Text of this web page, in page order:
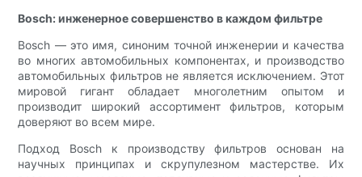
Bosch: инженерное совершенство в каждом фильтре
Bosch — это имя, синоним точной инженерии и качества
во многих автомобильных компонентах, и производство
автомобильных фильтров не является исключением. Этот
мировой гигант обладает многолетним опытом и
производит широкий ассортимент фильтров, которым
доверяют во всем мире.
Подход Bosch к производству фильтров основан на
научных принципах и скрупулезном мастерстве. Их